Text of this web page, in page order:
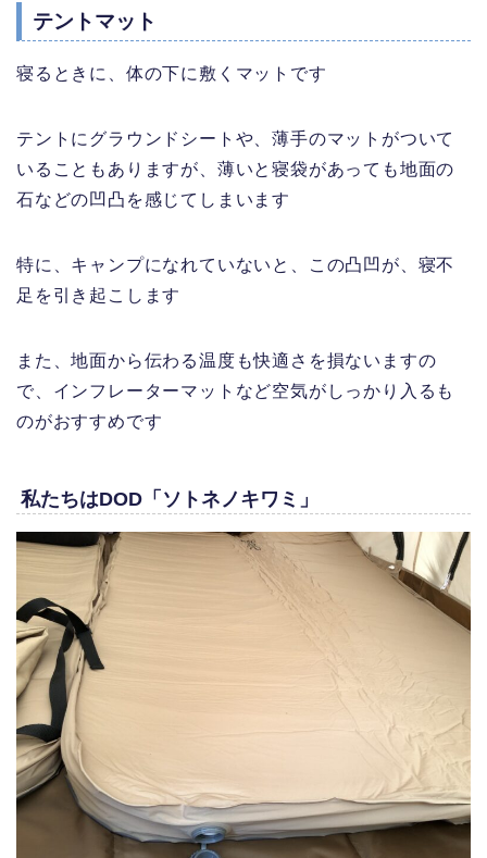
テントマット
寝るときに、体の下に敷くマットです
テントにグラウンドシートや、薄手のマットがついて
いることもありますが、薄いと寝袋があっても地面の
石などの凹凸を感じてしまいます
特に、キャンプになれていないと、この凸凹が、寝不
足を引き起こします
また、地面から伝わる温度も快適さを損ないますの
で、インフレーターマットなど空気がしっかり入るも
のがおすすめです
私たちはDOD「ソトネノキワミ」